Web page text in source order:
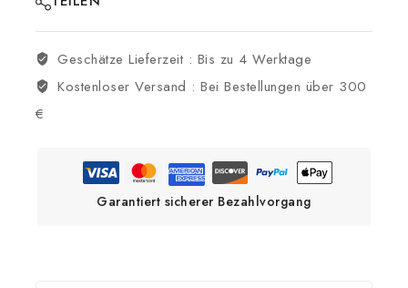
Geschätze Lieferzeit : Bis zu 4 Werktage
Kostenloser Versand :Bei Bestellungen über 300
€
Garantiert sicherer Bezahlvorgang